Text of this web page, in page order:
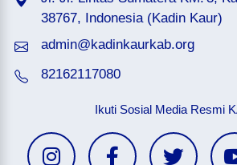
38767, Indonesia (Kadin Kaur)
admin@kadinkaurkab.org
82162117080
Ikuti Sosial Media Resmi